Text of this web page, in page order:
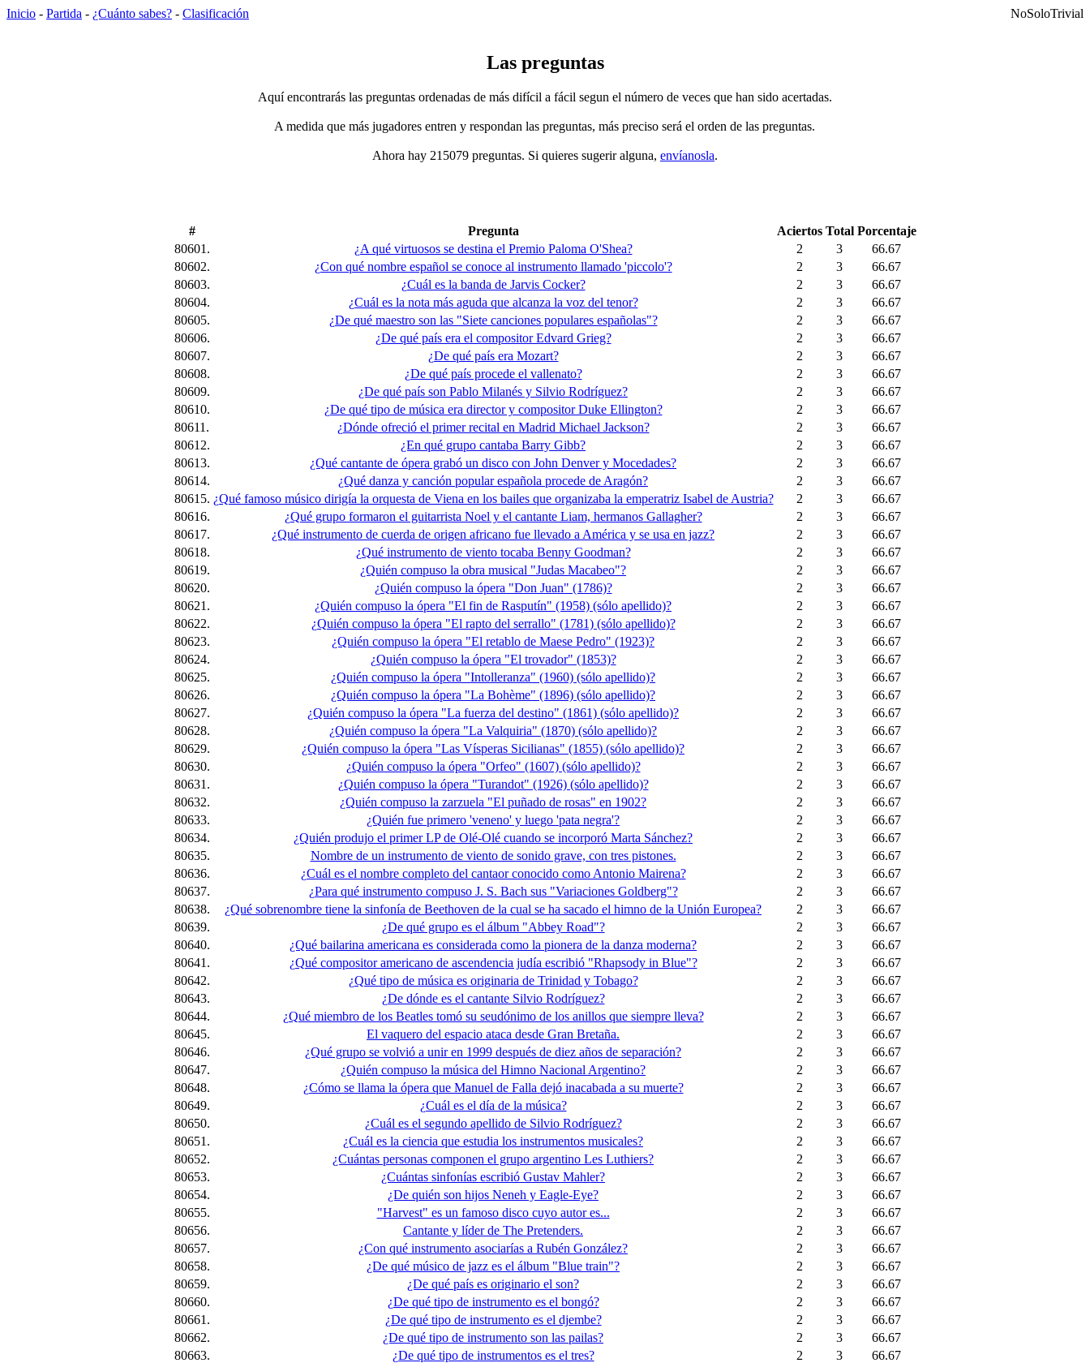
Inicio - Partida - ¿Cuánto sabes? - Clasificación NoSoloTrivial
Las preguntas
Aquí encontrarás las preguntas ordenadas de más difícil a fácil segun el número de veces que han sido acertadas.
A medida que más jugadores entren y respondan las preguntas, más preciso será el orden de las preguntas.
Ahora hay 215079 preguntas. Si quieres sugerir alguna, envíanosla.
# Pregunta Aciertos Total Porcentaje
80601.
¿A qué virtuosos se destina el Premio Paloma O'Shea? 2 3
66.67
80602.
¿Con qué nombre español se conoce al instrumento llamado 'piccolo'? 2 3
66.67
80603.
¿Cuál es la banda de Jarvis Cocker? 2 3
66.67
80604.
¿Cuál es la nota más aguda que alcanza la voz del tenor? 2 3
66.67
80605.
¿De qué maestro son las "Siete canciones populares españolas"? 2 3
66.67
80606.
¿De qué país era el compositor Edvard Grieg? 2 3
66.67
80607.
¿De qué país era Mozart? 2 3
66.67
80608.
¿De qué país procede el vallenato? 2 3
66.67
80609.
¿De qué país son Pablo Milanés y Silvio Rodríguez? 2 3
66.67
80610.
¿De qué tipo de música era director y compositor Duke Ellington? 2 3
66.67
80611.
¿Dónde ofreció el primer recital en Madrid Michael Jackson? 2 3
66.67
80612.
¿En qué grupo cantaba Barry Gibb? 2 3
66.67
80613.
¿Qué cantante de ópera grabó un disco con John Denver y Mocedades? 2 3
66.67
80614.
¿Qué danza y canción popular española procede de Aragón? 2 3
66.67
80615. ¿Qué famoso músico dirigía la orquesta de Viena en los bailes que organizaba la emperatriz Isabel de Austria? 2 3
66.67
80616.
¿Qué grupo formaron el guitarrista Noel y el cantante Liam, hermanos Gallagher? 2 3
66.67
80617.
¿Qué instrumento de cuerda de origen africano fue llevado a América y se usa en jazz? 2 3
66.67
80618.
¿Qué instrumento de viento tocaba Benny Goodman? 2 3
66.67
80619.
¿Quién compuso la obra musical "Judas Macabeo"? 2 3
66.67
80620.
¿Quién compuso la ópera "Don Juan" (1786)? 2 3
66.67
80621.
¿Quién compuso la ópera "El fin de Rasputín" (1958) (sólo apellido)? 2 3
66.67
80622.
¿Quién compuso la ópera "El rapto del serrallo" (1781) (sólo apellido)? 2 3
66.67
80623.
¿Quién compuso la ópera "El retablo de Maese Pedro" (1923)? 2 3
66.67
80624.
¿Quién compuso la ópera "El trovador" (1853)? 2 3
66.67
80625.
¿Quién compuso la ópera "Intolleranza" (1960) (sólo apellido)? 2 3
66.67
80626.
¿Quién compuso la ópera "La Bohème" (1896) (sólo apellido)? 2 3
66.67
80627.
¿Quién compuso la ópera "La fuerza del destino" (1861) (sólo apellido)? 2 3
66.67
80628.
¿Quién compuso la ópera "La Valquiria" (1870) (sólo apellido)? 2 3
66.67
80629.
¿Quién compuso la ópera "Las Vísperas Sicilianas" (1855) (sólo apellido)? 2 3
66.67
80630.
¿Quién compuso la ópera "Orfeo" (1607) (sólo apellido)? 2 3
66.67
80631.
¿Quién compuso la ópera "Turandot" (1926) (sólo apellido)? 2 3
66.67
80632.
¿Quién compuso la zarzuela "El puñado de rosas" en 1902? 2 3
66.67
80633.
¿Quién fue primero 'veneno' y luego 'pata negra'? 2 3
66.67
80634.
¿Quién produjo el primer LP de Olé-Olé cuando se incorporó Marta Sánchez? 2 3
66.67
80635.
Nombre de un instrumento de viento de sonido grave, con tres pistones. 2 3
66.67
80636.
¿Cuál es el nombre completo del cantaor conocido como Antonio Mairena? 2 3
66.67
80637.
¿Para qué instrumento compuso J. S. Bach sus "Variaciones Goldberg"? 2 3
66.67
80638.
¿Qué sobrenombre tiene la sinfonía de Beethoven de la cual se ha sacado el himno de la Unión Europea? 2 3
66.67
80639.
¿De qué grupo es el álbum "Abbey Road"? 2 3
66.67
80640.
¿Qué bailarina americana es considerada como la pionera de la danza moderna? 2 3
66.67
80641.
¿Qué compositor americano de ascendencia judía escribió "Rhapsody in Blue"? 2 3
66.67
80642.
¿Qué tipo de música es originaria de Trinidad y Tobago? 2 3
66.67
80643.
¿De dónde es el cantante Silvio Rodríguez? 2 3
66.67
80644.
¿Qué miembro de los Beatles tomó su seudónimo de los anillos que siempre lleva? 2 3
66.67
80645.
El vaquero del espacio ataca desde Gran Bretaña. 2 3
66.67
80646.
¿Qué grupo se volvió a unir en 1999 después de diez años de separación? 2 3
66.67
80647.
¿Quién compuso la música del Himno Nacional Argentino? 2 3
66.67
80648.
¿Cómo se llama la ópera que Manuel de Falla dejó inacabada a su muerte? 2 3
66.67
80649.
¿Cuál es el día de la música? 2 3
66.67
80650.
¿Cuál es el segundo apellido de Silvio Rodríguez? 2 3
66.67
80651.
¿Cuál es la ciencia que estudia los instrumentos musicales? 2 3
66.67
80652.
¿Cuántas personas componen el grupo argentino Les Luthiers? 2 3
66.67
80653.
¿Cuántas sinfonías escribió Gustav Mahler? 2 3
66.67
80654.
¿De quién son hijos Neneh y Eagle-Eye? 2 3
66.67
80655.
"Harvest" es un famoso disco cuyo autor es... 2 3
66.67
80656.
Cantante y líder de The Pretenders. 2 3
66.67
80657.
¿Con qué instrumento asociarías a Rubén González? 2 3
66.67
80658.
¿De qué músico de jazz es el álbum "Blue train"? 2 3
66.67
80659.
¿De qué país es originario el son? 2 3
66.67
80660.
¿De qué tipo de instrumento es el bongó? 2 3
66.67
80661.
¿De qué tipo de instrumento es el djembe? 2 3
66.67
80662.
¿De qué tipo de instrumento son las pailas? 2 3
66.67
80663.
¿De qué tipo de instrumentos es el tres? 2 3
66.67